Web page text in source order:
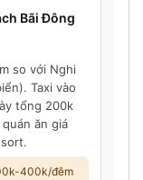
Bãi Đông
so với Nghi
Taxi vào
tổng 200k
ăn giá
400k/đêm